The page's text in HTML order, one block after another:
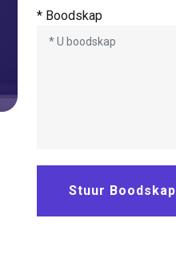
* Boodskap
Stuur Boodskap